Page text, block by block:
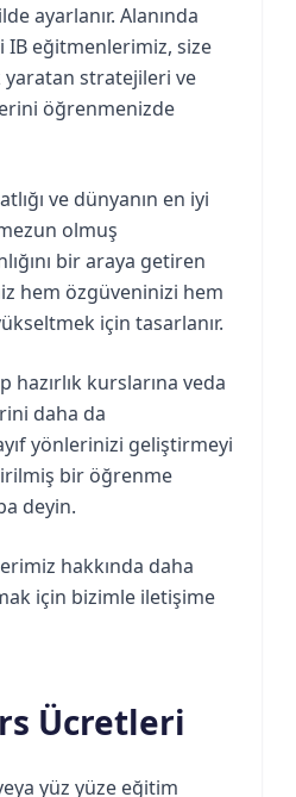
ayarlanır. Alanında
IB eğitmenlerimiz, size
yaratan stratejileri ve
öğrenmenizde
ve dünyanın en iyi
olmuş
bir araya getiren
hem özgüveninizi hem
için tasarlanır.
hazırlık kurslarına veda
daha da
yönlerinizi geliştirmeyi
bir öğrenme
deyin.
hakkında daha
için bizimle iletişime
Ücretleri
yüz yüze eğitim